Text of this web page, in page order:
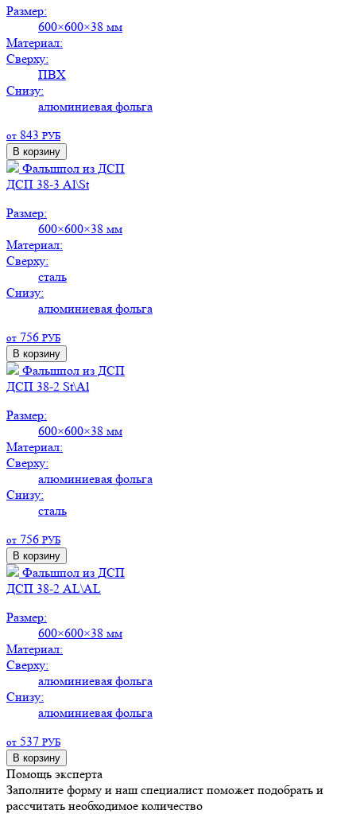
Размер:
600×600×38 мм
Материал:
Сверху:
ПВХ
Снизу:
алюминиевая фольга
от 843 РУБ
В корзину
Фальшпол из ДСП
ДСП 38-3 Al\St
Размер:
600×600×38 мм
Материал:
Сверху:
сталь
Снизу:
алюминиевая фольга
от 756 РУБ
В корзину
Фальшпол из ДСП
ДСП 38-2 St\Al
Размер:
600×600×38 мм
Материал:
Сверху:
алюминиевая фольга
Снизу:
сталь
от 756 РУБ
В корзину
Фальшпол из ДСП
ДСП 38-2 AL\AL
Размер:
600×600×38 мм
Материал:
Сверху:
алюминиевая фольга
Снизу:
алюминиевая фольга
от 537 РУБ
В корзину
Помощь эксперта
Заполните форму и наш специалист поможет подобрать и
рассчитать необходимое количество